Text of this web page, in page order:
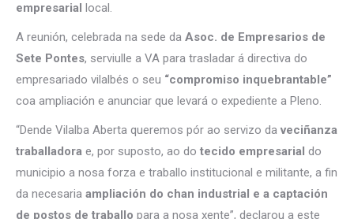
empresarial local.
A reunión, celebrada na sede da Asoc. de Empresarios de
Sete Pontes, serviulle a VA para trasladar á directiva do
empresariado vilalbés o seu “compromiso inquebrantable”
coa ampliación e anunciar que levará o expediente a Pleno.
“Dende Vilalba Aberta queremos pór ao servizo da veciñanza
traballadora e, por suposto, ao do tecido empresarial do
municipio a nosa forza e traballo institucional e militante, a fin
da necesaria ampliación do chan industrial e a captación
de postos de traballo para a nosa xente”, declarou a este